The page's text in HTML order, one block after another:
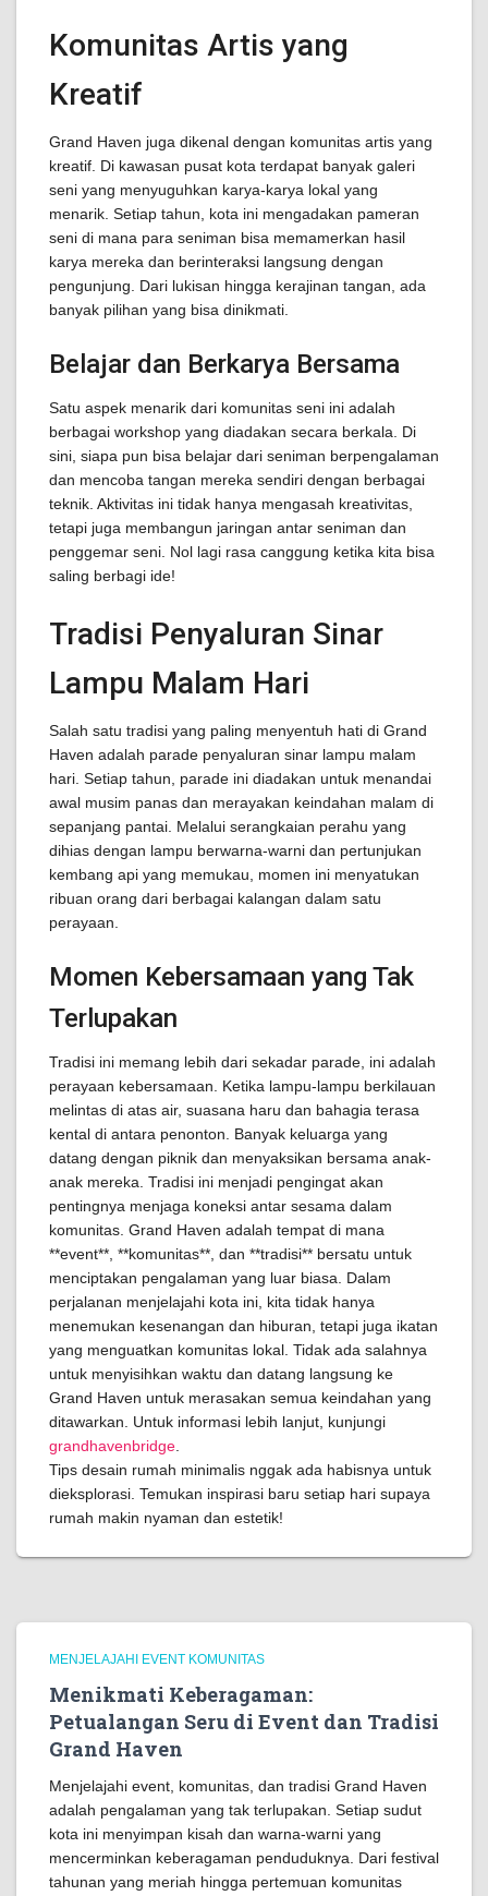
Komunitas Artis yang
Kreatif
Grand Haven juga dikenal dengan komunitas artis yang
kreatif. Di kawasan pusat kota terdapat banyak galeri
seni yang menyuguhkan karya-karya lokal yang
menarik. Setiap tahun, kota ini mengadakan pameran
seni di mana para seniman bisa memamerkan hasil
karya mereka dan berinteraksi langsung dengan
pengunjung. Dari lukisan hingga kerajinan tangan, ada
banyak pilihan yang bisa dinikmati.
Belajar dan Berkarya Bersama
Satu aspek menarik dari komunitas seni ini adalah
berbagai workshop yang diadakan secara berkala. Di
sini, siapa pun bisa belajar dari seniman berpengalaman
dan mencoba tangan mereka sendiri dengan berbagai
teknik. Aktivitas ini tidak hanya mengasah kreativitas,
tetapi juga membangun jaringan antar seniman dan
penggemar seni. Nol lagi rasa canggung ketika kita bisa
saling berbagi ide!
Tradisi Penyaluran Sinar
Lampu Malam Hari
Salah satu tradisi yang paling menyentuh hati di Grand
Haven adalah parade penyaluran sinar lampu malam
hari. Setiap tahun, parade ini diadakan untuk menandai
awal musim panas dan merayakan keindahan malam di
sepanjang pantai. Melalui serangkaian perahu yang
dihias dengan lampu berwarna-warni dan pertunjukan
kembang api yang memukau, momen ini menyatukan
ribuan orang dari berbagai kalangan dalam satu
perayaan.
Momen Kebersamaan yang Tak
Terlupakan
Tradisi ini memang lebih dari sekadar parade, ini adalah
perayaan kebersamaan. Ketika lampu-lampu berkilauan
melintas di atas air, suasana haru dan bahagia terasa
kental di antara penonton. Banyak keluarga yang
datang dengan piknik dan menyaksikan bersama anak-
anak mereka. Tradisi ini menjadi pengingat akan
pentingnya menjaga koneksi antar sesama dalam
komunitas. Grand Haven adalah tempat di mana
**event**, **komunitas**, dan **tradisi** bersatu untuk
menciptakan pengalaman yang luar biasa. Dalam
perjalanan menjelajahi kota ini, kita tidak hanya
menemukan kesenangan dan hiburan, tetapi juga ikatan
yang menguatkan komunitas lokal. Tidak ada salahnya
untuk menyisihkan waktu dan datang langsung ke
Grand Haven untuk merasakan semua keindahan yang
ditawarkan. Untuk informasi lebih lanjut, kunjungi
grandhavenbridge
Tips desain rumah minimalis nggak ada habisnya untuk
dieksplorasi. Temukan inspirasi baru setiap hari supaya
rumah makin nyaman dan estetik!
MENJELAJAHI EVENT KOMUNITAS
Menikmati Keberagaman:
Petualangan Seru di Event dan Tradisi
Grand Haven
Menjelajahi event, komunitas, dan tradisi Grand Haven
adalah pengalaman yang tak terlupakan. Setiap sudut
kota ini menyimpan kisah dan warna-warni yang
mencerminkan keberagaman penduduknya. Dari festival
tahunan yang meriah hingga pertemuan komunitas